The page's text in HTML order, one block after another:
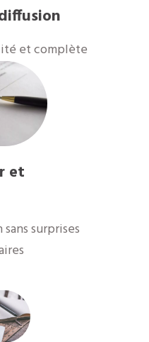
et complète
et
surprises